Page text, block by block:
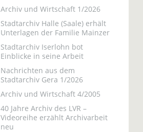
Archiv und Wirtschaft 1/2026
Stadtarchiv Halle (Saale) erhält
Unterlagen der Familie Mainzer
Stadtarchiv Iserlohn bot
Einblicke in seine Arbeit
Nachrichten aus dem
Stadtarchiv Gera 1/2026
Archiv und Wirtschaft 4/2005
40 Jahre Archiv des LVR –
Videoreihe erzählt Archivarbeit
neu